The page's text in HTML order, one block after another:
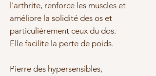
l'arthrite, renforce les muscles et
améliore la solidité des os et
particulièrement ceux du dos.
Elle facilite la perte de poids.
Pierre des hypersensibles,